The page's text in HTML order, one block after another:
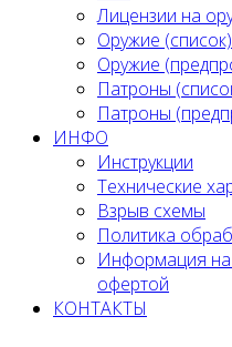
Лицензии на
Оружие (список)
Оружие
Патроны
Патроны
ИНФО
Инструкции
Технические
Взрыв схемы
Политика
Информация на
офертой
КОНТАКТЫ